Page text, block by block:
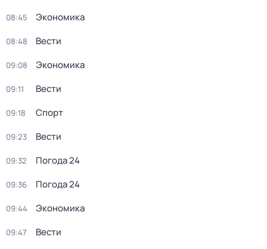
08:45 Экономика
08:48 Вести
09:08 Экономика
09:11 Вести
09:18 Спорт
09:23 Вести
09:32 Погода 24
09:36 Погода 24
09:44 Экономика
09:47 Вести